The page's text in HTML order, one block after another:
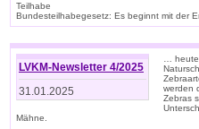
Teilhabe
Bundesteilhabegesetz: Es beginnt mit der
LVKM-Newsletter 4/2025
31.01.2025
…
werden
Zebras
Mähne.